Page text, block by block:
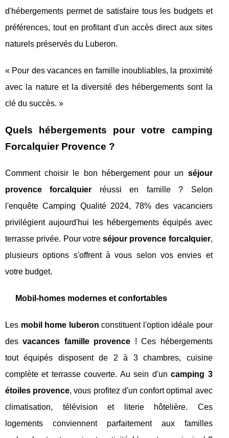
d'hébergements permet de satisfaire tous les budgets et
préférences, tout en profitant d'un accès direct aux sites
naturels préservés du Luberon.
« Pour des vacances en famille inoubliables, la proximité
avec la nature et la diversité des hébergements sont la
clé du succès. »
Quels hébergements pour votre camping
Forcalquier Provence ?
Comment choisir le bon hébergement pour un séjour
provence forcalquier réussi en famille ? Selon
l'enquête Camping Qualité 2024, 78% des vacanciers
privilégient aujourd'hui les hébergements équipés avec
terrasse privée. Pour votreséjour provence forcalquier,
plusieurs options s'offrent à vous selon vos envies et
votre budget.
Mobil-homes modernes et confortables
Les mobil home luberon constituent l'option idéale pour
desvacances famille provence ! Ces hébergements
tout équipés disposent de 2 à 3 chambres, cuisine
complète et terrasse couverte. Au sein d'uncamping 3
étoiles provence, vous profitez d'un confort optimal avec
climatisation, télévision et literie hôtelière. Ces
logements conviennent parfaitement aux familles